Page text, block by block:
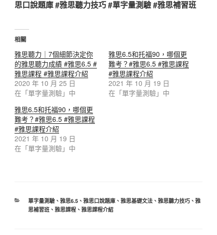
思口說題庫 #雅思聽力技巧 #單字量測驗 #雅思補習班
相關
雅思聽力｜7個細節決定你
的雅思聽力成績 #雅思6.5 #
雅思課程 #雅思課程介紹
2020 年 10 月 25 日
在「單字量測驗」中
雅思6.5和托福90，哪個更
難考？#雅思6.5 #雅思課程
#雅思課程介紹
2021 年 10 月 19 日
在「單字量測驗」中
雅思6.5和托福90，哪個更
難考？#雅思6.5 #雅思課程
#雅思課程介紹
2021 年 10 月 19 日
在「單字量測驗」中
分
類
單字量測驗、 雅思6.5、 雅思口說題庫、 雅思基礎文法、 雅思聽力技巧、 雅
思補習班、 雅思課程、 雅思課程介紹